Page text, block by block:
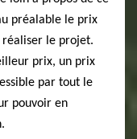
préalable le prix
réaliser le projet.
prix, un prix
par tout le
pouvoir en